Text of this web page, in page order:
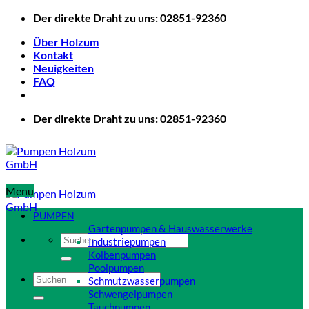
Zum
springen
Der direkte Draht zu uns: 02851-92360
Über Holzum
Kontakt
Neuigkeiten
FAQ
Der direkte Draht zu uns: 02851-92360
Suchen
nach:
Suchen
nach:
Menu
PUMPEN
Gartenpumpen & Hauswasserwerke
Industriepumpen
Kolbenpumpen
Poolpumpen
Schmutzwasserpumpen
Schwengelpumpen